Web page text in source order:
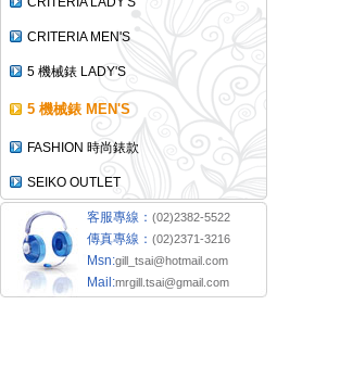
CRITERIA MEN'S
5 機械錶 LADY'S
5 機械錶 MEN'S
FASHION 時尚錶款
SEIKO OUTLET
客服專線： (02)2382-5522
傳真專線： (02)2371-3216
Msn:gill_tsai@hotmail.com
Mail:mrgill.tsai@gmail.com